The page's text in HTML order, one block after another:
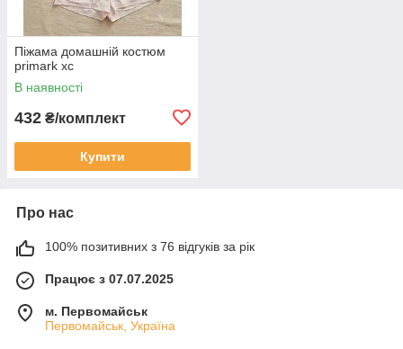
Піжама домашній костюм
primark хс
В наявності
432 ₴/комплект
Купити
Про нас
100% позитивних з 76 відгуків за рік
Працює з 07.07.2025
м. Первомайськ
Первомайськ, Україна